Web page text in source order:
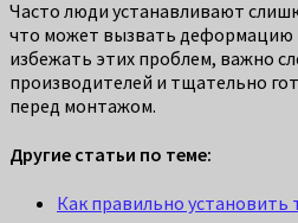
Часто люди устанавливают
что может вызвать деформацию
избежать этих проблем, важно
производителей и тщательно
перед монтажом.
Другие статьи по теме:
Как правильно установить